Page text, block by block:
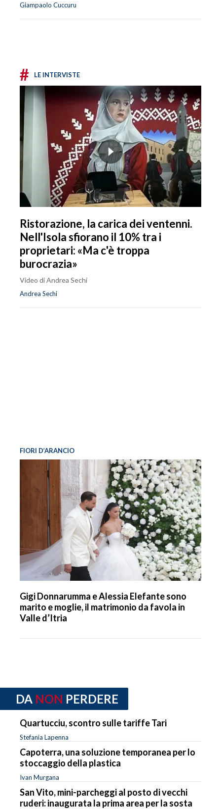
Giampaolo Cuccuru
# LE INTERVISTE
Ristorazione, la carica dei ventenni.
Nell'Isola sfiorano il 10% tra i
proprietari: «Ma c'è troppa
burocrazia»
Video di Andrea Sechi
Andrea Sechi
FIORI D’ARANCIO
Gigi Donnarumma e Alessia Elefante sono
marito e moglie, il matrimonio da favola in
Valle d’Itria
DA NON PERDERE
Quartucciu, scontro sulle tariffe Tari
Stefania Lapenna
Capoterra, una soluzione temporanea per lo
stoccaggio della plastica
Ivan Murgana
San Vito, mini-parcheggi al posto di vecchi
ruderi: inaugurata la prima area per la sosta